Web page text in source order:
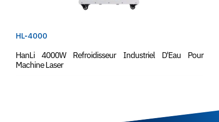
HL-4000
HanLi 4000W Refroidisseur Industriel D'Eau Pour
Machine Laser